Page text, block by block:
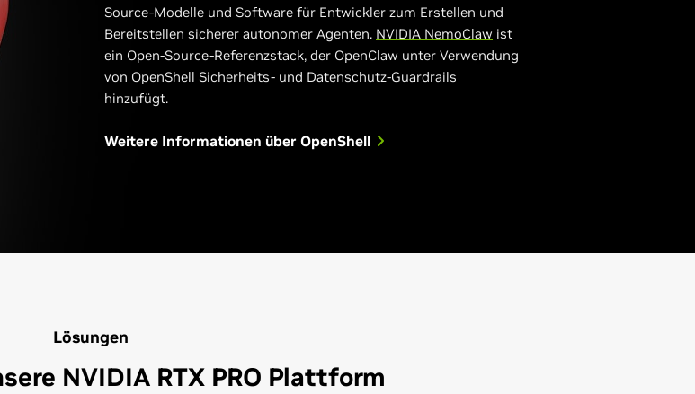
Source-Modelle und Software für Entwickler zum Erstellen und
Bereitstellen sicherer autonomer Agenten. NVIDIA NemoClaw ist
ein Open-Source-Referenzstack, der OpenClaw unter Verwendung
von OpenShell Sicherheits- und Datenschutz-Guardrails
hinzufügt.
Weitere Informationen über OpenShell
Lösungen
NVIDIA RTX PRO Plattform